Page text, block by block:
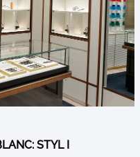
STYL I